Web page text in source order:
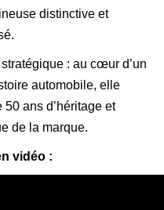
distinctive et
: au cœur d’un
automobile, elle
ans d’héritage et
de la marque.
vidéo :